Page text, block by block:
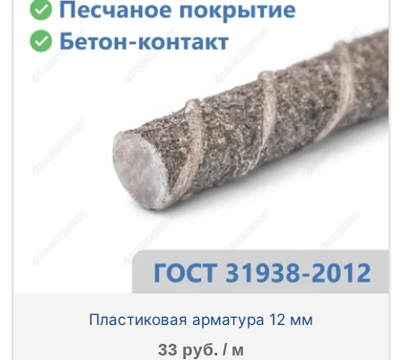
Пластиковая арматура 12 мм
33 руб. / м